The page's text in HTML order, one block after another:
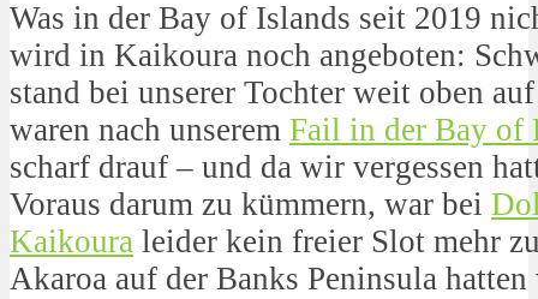
Was in der Bay of Islands seit 2019
wird in Kaikoura noch angeboten:
stand bei unserer Tochter weit oben
waren nach unserem Fail in der Bay of
scharf drauf – und da wir vergessen
Voraus darum zu kümmern, war bei
Kaikoura leider kein freier Slot mehr
Akaroa auf der Banks Peninsula